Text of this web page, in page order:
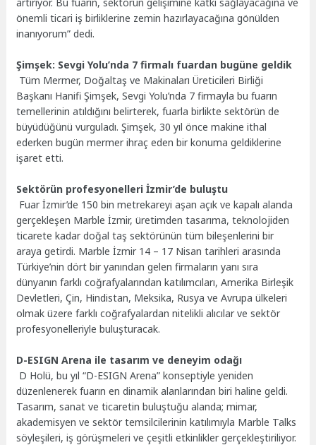
artırıyor. Bu fuarın, sektörün gelişimine katkı sağlayacağına ve
önemli ticari iş birliklerine zemin hazırlayacağına gönülden
inanıyorum” dedi.
Şimşek: Sevgi Yolu’nda 7 firmalı fuardan bugüne geldik
Tüm Mermer, Doğaltaş ve Makinaları Üreticileri Birliği
Başkanı Hanifi Şimşek, Sevgi Yolu’nda 7 firmayla bu fuarın
temellerinin atıldığını belirterek, fuarla birlikte sektörün de
büyüdüğünü vurguladı. Şimşek, 30 yıl önce makine ithal
ederken bugün mermer ihraç eden bir konuma geldiklerine
işaret etti.
Sektörün profesyonelleri İzmir’de buluştu
Fuar İzmir’de 150 bin metrekareyi aşan açık ve kapalı alanda
gerçekleşen Marble İzmir, üretimden tasarıma, teknolojiden
ticarete kadar doğal taş sektörünün tüm bileşenlerini bir
araya getirdi. Marble İzmir 14 – 17 Nisan tarihleri arasında
Türkiye’nin dört bir yanından gelen firmaların yanı sıra
dünyanın farklı coğrafyalarından katılımcıları, Amerika Birleşik
Devletleri, Çin, Hindistan, Meksika, Rusya ve Avrupa ülkeleri
olmak üzere farklı coğrafyalardan nitelikli alıcılar ve sektör
profesyonelleriyle buluşturacak.
D-ESIGN Arena ile tasarım ve deneyim odağı
D Holü, bu yıl “D-ESIGN Arena” konseptiyle yeniden
düzenlenerek fuarın en dinamik alanlarından biri haline geldi.
Tasarım, sanat ve ticaretin buluştuğu alanda; mimar,
akademisyen ve sektör temsilcilerinin katılımıyla Marble Talks
söyleşileri, iş görüşmeleri ve çeşitli etkinlikler gerçekleştiriliyor.